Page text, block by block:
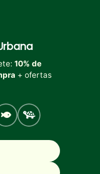
10% de
+ ofertas
PecesTortugas